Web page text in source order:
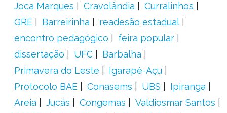
Joca Marques
Cravolândia
Curralinhos
GRE
Barreirinha
readesão estadual
encontro pedagógico
feira popular
dissertação
UFC
Barbalha
Primavera do Leste
Igarapé-Açu
Protocolo BAE
Conasems UBS
Ipiranga
Areia
Jucás Congemas
Valdiosmar Santos